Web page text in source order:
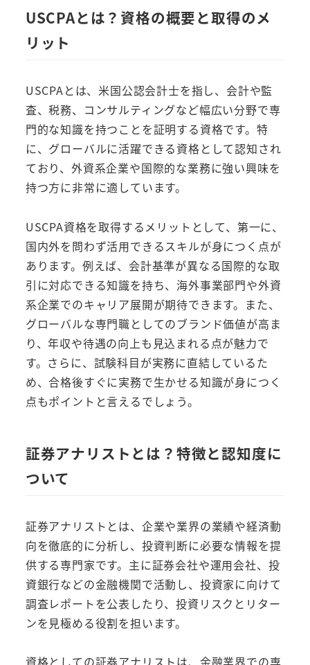
USCPAとは？資格の概要と取得のメ
リット
USCPAとは、米国公認会計士を指し、会計や監
査、税務、コンサルティングなど幅広い分野で専
門的な知識を持つことを証明する資格です。特
に、グローバルに活躍できる資格として認知され
ており、外資系企業や国際的な業務に強い興味を
持つ方に非常に適しています。
USCPA資格を取得するメリットとして、第一に、
国内外を問わず活用できるスキルが身につく点が
あります。例えば、会計基準が異なる国際的な取
引に対応できる知識を持ち、海外事業部門や外資
系企業でのキャリア展開が期待できます。また、
グローバルな専門職としてのブランド価値が高ま
り、年収や待遇の向上も見込まれる点が魅力で
す。さらに、試験科目が実務に直結しているた
め、合格後すぐに実務で生かせる知識が身につく
点もポイントと言えるでしょう。
証券アナリストとは？特徴と認知度に
ついて
証券アナリストとは、企業や業界の業績や経済動
向を徹底的に分析し、投資判断に必要な情報を提
供する専門家です。主に証券会社や運用会社、投
資銀行などの金融機関で活動し、投資家に向けて
調査レポートを公表したり、投資リスクとリター
ンを見極める役割を担います。